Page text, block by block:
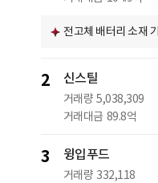
전고체 배터리 소재
2 신스틸
거래량 5,038,309
거래대금 89.8억
3 윙입푸드
거래량 332,118